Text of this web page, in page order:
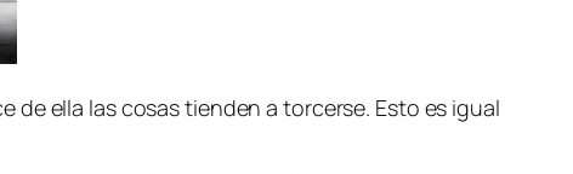
ella las co­sas tien­den a tor­cer­se. Esto es igual